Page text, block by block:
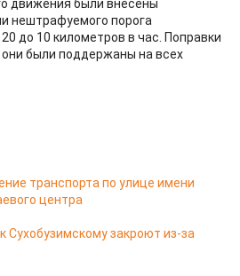
движения были внесены
нештрафуемого порога
до 10 километров в час. Поправки
были поддержаны на всех
транспорта по улице имени
центра
закроют из-за